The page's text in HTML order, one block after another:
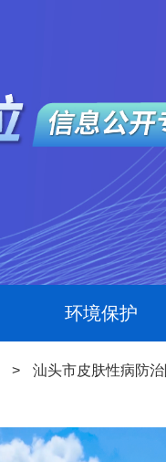
环境保护
> 汕头市皮肤性病防治